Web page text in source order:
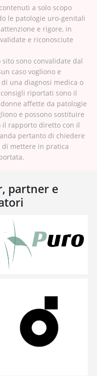
a solo scopo
le patologie uro-genitali
e rigore, in
e riconosciute
sono convalidate dal
caso vogliono e
una diagnosi medica o
riportati sono il
affette da patologie
e possono sostituire
rapporto diretto con il
pertanto di chiedere
mettere in pratica
partner e